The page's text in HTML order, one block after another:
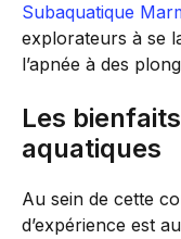
Subaquatique
explorateurs à se
l’apnée à des
Les
aquatiques
Au sein de cette
d’expérience est